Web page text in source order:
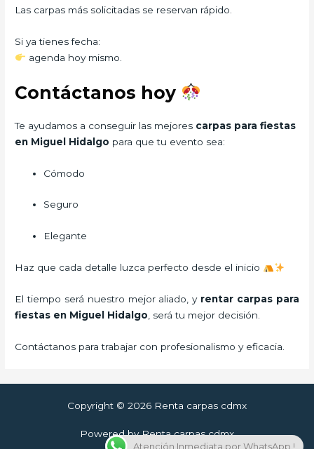
Las carpas más solicitadas se reservan rápido.
Si ya tienes fecha:
agenda hoy mismo.
Contáctanos hoy
Te ayudamos a conseguir las mejores carpas para fiestas
en Miguel Hidalgo para que tu evento sea:
Cómodo
Seguro
Elegante
Haz que cada detalle luzca perfecto desde el inicio
El tiempo será nuestro mejor aliado, y rentar carpas para
fiestas en Miguel Hidalgo , será tu mejor decisión.
Contáctanos para trabajar con profesionalismo y eficacia.
Copyright © 2026 Renta carpas cdmx
Powered by Renta carpas cdmx
Atención Inmediata por WhatsApp !